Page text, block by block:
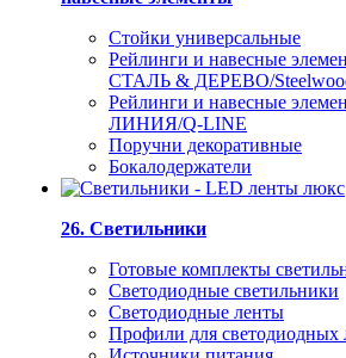
Стойки универсальные
Рейлинги и навесные
СТАЛЬ & ДЕРЕВО/
Рейлинги и навесные
ЛИНИЯ/Q-LINE
Поручни декоративные
Бокалодержатели
26. Светильники
Готовые комплекты
Светодиодные светильники
Светодиодные ленты
Профили для светодиодных